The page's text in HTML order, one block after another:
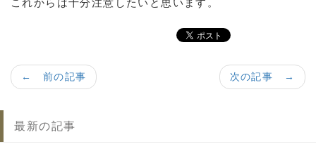
これからは十分注意したいと思います。
次の記事 →
← 前の記事
最新の記事